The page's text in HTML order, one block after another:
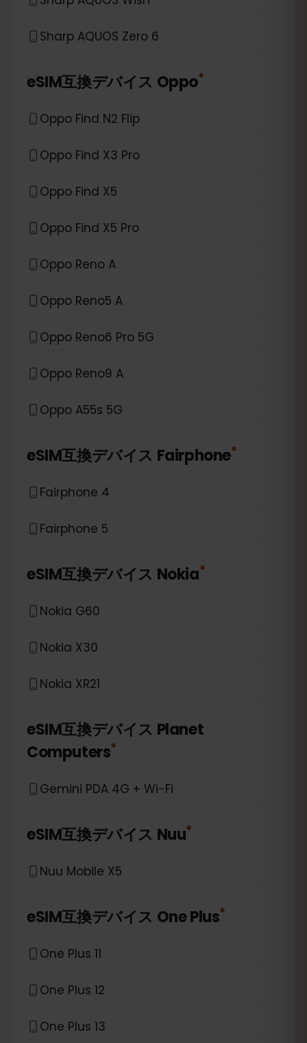
Sharp AQUOS Zero 6
eSIM互換デバイス Oppo*
Oppo Find N2 Flip
Oppo Find X3 Pro
Oppo Find X5
Oppo Find X5 Pro
Oppo Reno A
Oppo Reno5 A
Oppo Reno6 Pro 5G
Oppo Reno9 A
Oppo A55s 5G
eSIM互換デバイス Fairphone*
Fairphone 4
Fairphone 5
eSIM互換デバイス Nokia*
Nokia G60
Nokia X30
Nokia XR21
eSIM互換デバイス Planet
Computers*
Gemini PDA 4G + Wi-Fi
eSIM互換デバイス Nuu*
Nuu Mobile X5
eSIM互換デバイス One Plus*
One Plus 11
One Plus 12
One Plus 13